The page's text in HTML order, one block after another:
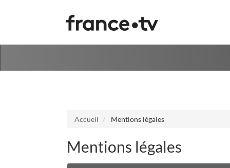
Accueil Mentions légales
Mentions légales